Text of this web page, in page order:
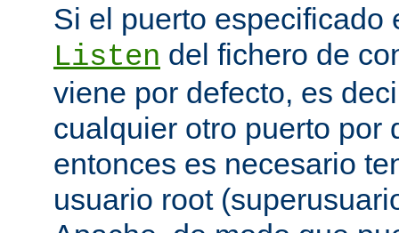
Si el puerto especificado
Listen del fichero de
viene por defecto, es
cualquier otro puerto por
entonces es necesario
usuario root